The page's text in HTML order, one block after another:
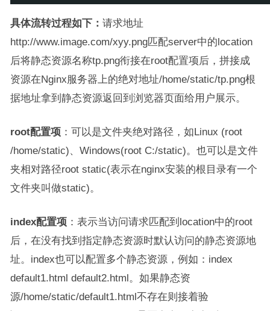
具体流转过程如下： 请求地址
http://www.image.com/xyy.png匹配server中的location
后将静态资源名称tp.png衔接在root配置项后，拼接成
资源在Nginx服务器上的绝对地址/home/static/tp.png根
据地址拿到静态资源返回到浏览器页面给用户展示。
root配置项：可以是文件夹绝对路径，如Linux (root
/home/static)、Windows(root C:/static)。也可以是文件
夹相对路径root static(表示在nginx安装的根目录有一个
文件夹叫做static)。
index配置项：表示当访问请求匹配到location中的root
后，在没有找到指定静态资源时默认访问的静态资源地
址。index也可以配置多个静态资源，例如：index
default1.html default2.html。如果静态资
源/home/static/default1.html不存在则接着验